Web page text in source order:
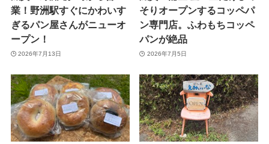
業！野洲駅すぐにかわいす
ぎるパン屋さんがニューオ
ープン！
2026年7月13日
そりオープンするコッペパ
ン専門店。ふわもちコッペ
パンが絶品
2026年7月5日